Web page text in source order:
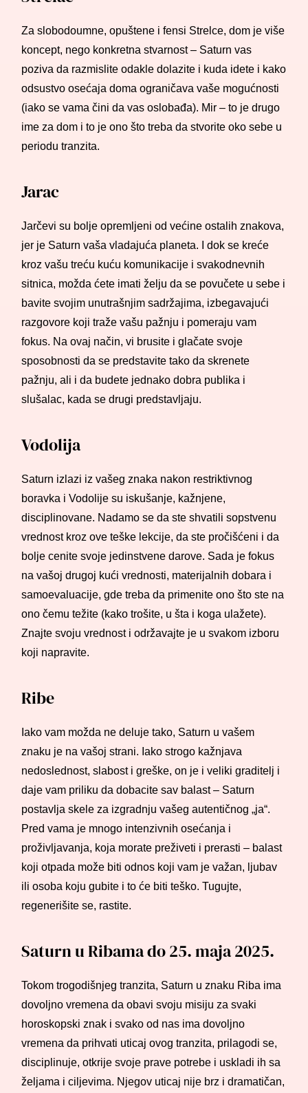
Za slobodoumne, opuštene i fensi Strelce, dom je više
koncept, nego konkretna stvarnost – Saturn vas
poziva da razmislite odakle dolazite i kuda idete i kako
odsustvo osećaja doma ograničava vaše mogućnosti
(iako se vama čini da vas oslobađa). Mir – to je drugo
ime za dom i to je ono što treba da stvorite oko sebe u
periodu tranzita.
Jarac
Jarčevi su bolje opremljeni od većine ostalih znakova,
jer je Saturn vaša vladajuća planeta. I dok se kreće
kroz vašu treću kuću komunikacije i svakodnevnih
sitnica, možda ćete imati želju da se povučete u sebe i
bavite svojim unutrašnjim sadržajima, izbegavajući
razgovore koji traže vašu pažnju i pomeraju vam
fokus. Na ovaj način, vi brusite i glačate svoje
sposobnosti da se predstavite tako da skrenete
pažnju, ali i da budete jednako dobra publika i
slušalac, kada se drugi predstavljaju.
Vodolija
Saturn izlazi iz vašeg znaka nakon restriktivnog
boravka i Vodolije su iskušanje, kažnjene,
disciplinovane. Nadamo se da ste shvatili sopstvenu
vrednost kroz ove teške lekcije, da ste pročišćeni i da
bolje cenite svoje jedinstvene darove. Sada je fokus
na vašoj drugoj kući vrednosti, materijalnih dobara i
samoevaluacije, gde treba da primenite ono što ste na
ono čemu težite (kako trošite, u šta i koga ulažete).
Znajte svoju vrednost i održavajte je u svakom izboru
koji napravite.
Ribe
Iako vam možda ne deluje tako, Saturn u vašem
znaku je na vašoj strani. Iako strogo kažnjava
nedoslednost, slabost i greške, on je i veliki graditelj i
daje vam priliku da dobacite sav balast – Saturn
postavlja skele za izgradnju vašeg autentičnog „ja“.
Pred vama je mnogo intenzivnih osećanja i
proživljavanja, koja morate preživeti i prerasti – balast
koji otpada može biti odnos koji vam je važan, ljubav
ili osoba koju gubite i to će biti teško. Tugujte,
regenerišite se, rastite.
Saturn u Ribama do 25. maja 2025.
Tokom trogodišnjeg tranzita, Saturn u znaku Riba ima
dovoljno vremena da obavi svoju misiju za svaki
horoskopski znak i svako od nas ima dovoljno
vremena da prihvati uticaj ovog tranzita, prilagodi se,
disciplinuje, otkrije svoje prave potrebe i uskladi ih sa
željama i ciljevima. Njegov uticaj nije brz i dramatičan,